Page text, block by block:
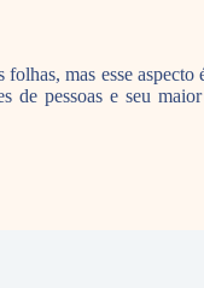
mas esse
pessoas e seu